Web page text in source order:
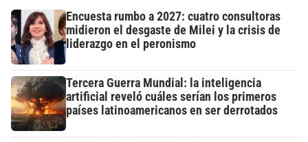
Encuesta rumbo a 2027: cuatro consultoras
midieron el desgaste de Milei y la crisis de
liderazgo en el peronismo
Tercera Guerra Mundial: la inteligencia
artificial reveló cuáles serían los primeros
países latinoamericanos en ser derrotados